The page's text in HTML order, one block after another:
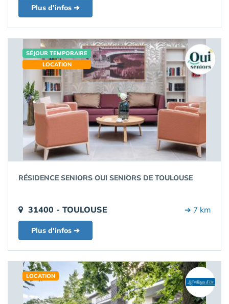
Plus d'infos ➔
SÉJOUR TEMPORAIRE
LOCATION
RÉSIDENCE SENIORS OUI SENIORS DE TOULOUSE
31400 - TOULOUSE ➔ 7 km
Plus d'infos ➔
LOCATION